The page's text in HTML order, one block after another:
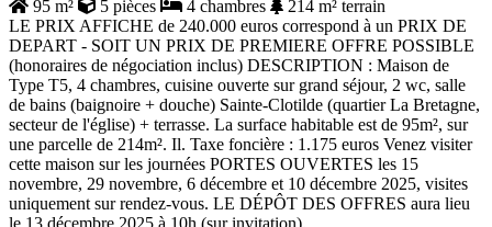
95 m² 5 pièces 4 chambres
214 m² terrain
LE PRIX AFFICHE de 240.000 euros correspond à un PRIX DE
DEPART - SOIT UN PRIX DE PREMIERE OFFRE POSSIBLE
(honoraires de négociation inclus) DESCRIPTION : Maison de
Type T5, 4 chambres, cuisine ouverte sur grand séjour, 2 wc, salle
de bains (baignoire + douche) Sainte-Clotilde (quartier La Bretagne,
secteur de l'église) + terrasse. La surface habitable est de 95m², sur
une parcelle de 214m². Il. Taxe foncière : 1.175 euros Venez visiter
cette maison sur les journées PORTES OUVERTES les 15
novembre, 29 novembre, 6 décembre et 10 décembre 2025, visites
uniquement sur rendez-vous. LE DÉPÔT DES OFFRES aura lieu